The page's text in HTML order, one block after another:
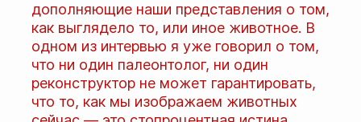
дополняющие наши представления о том,
как выглядело то, или иное животное. В
одном из интервью я уже говорил о том,
что ни один палеонтолог, ни один
реконструктор не может гарантировать,
что то, как мы изображаем животных